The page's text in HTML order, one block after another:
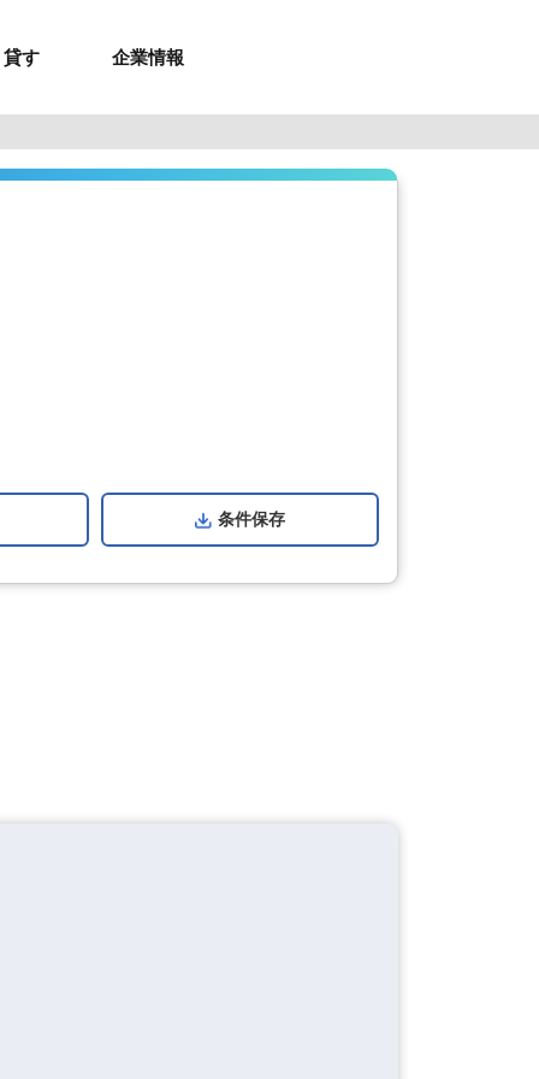
お問合せ
来店予約
お問合せ
無料お見積もり
資料請求
貸す
お問い合わせ
メルマガ登録
企業情報
条件保存